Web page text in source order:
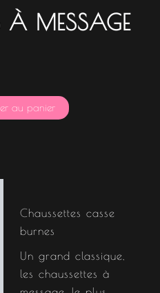
À MESSAGE
au panier
Chaussettes casse
burnes
Un grand classique,
les chaussettes à